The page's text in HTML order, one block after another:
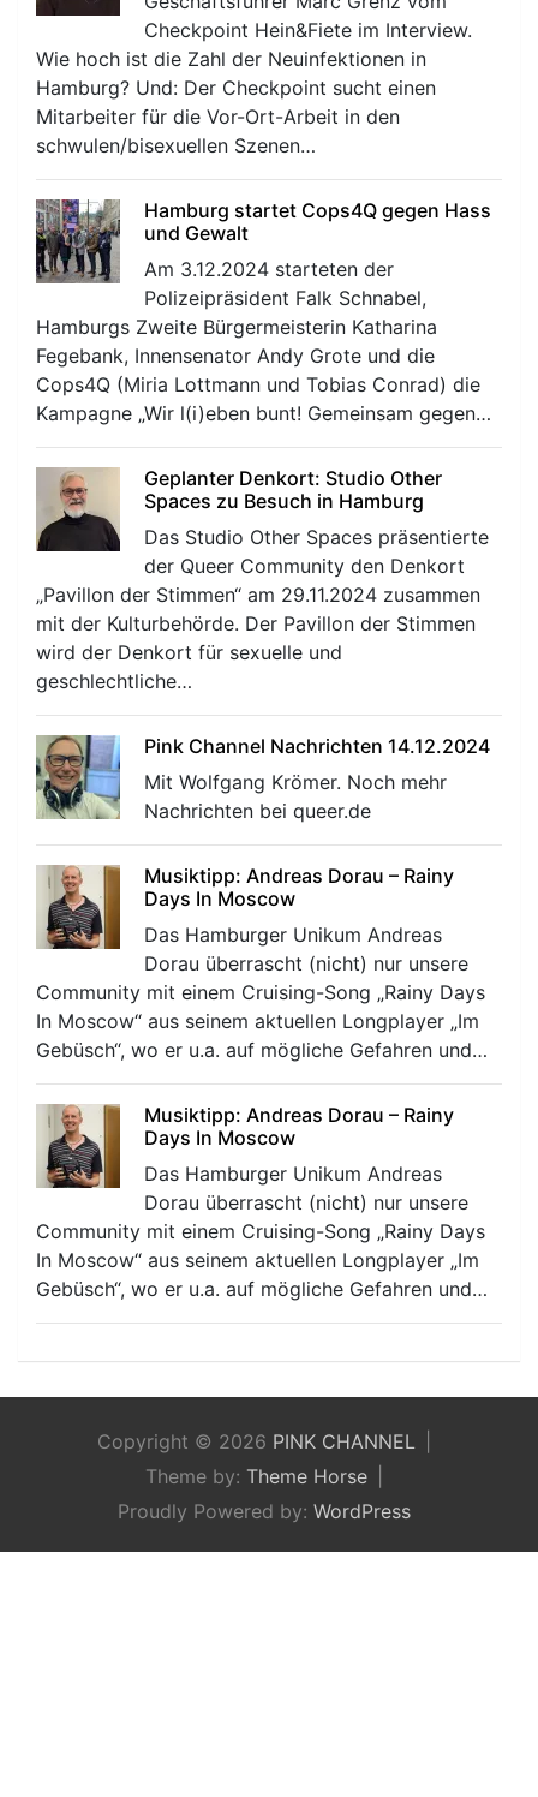
Checkpoint Hein&Fiete im Interview.
Wie hoch ist die Zahl der Neuinfektionen in
Hamburg? Und: Der Checkpoint sucht einen
Mitarbeiter für die Vor-Ort-Arbeit in den
schwulen/bisexuellen Szenen…
Hamburg startet Cops4Q gegen Hass
und Gewalt
Am 3.12.2024 starteten der
Polizeipräsident Falk Schnabel,
Hamburgs Zweite Bürgermeisterin Katharina
Fegebank, Innensenator Andy Grote und die
Cops4Q (Miria Lottmann und Tobias Conrad) die
Kampagne „Wir l(i)eben bunt! Gemeinsam gegen…
Geplanter Denkort: Studio Other
Spaces zu Besuch in Hamburg
Das Studio Other Spaces präsentierte
der Queer Community den Denkort
„Pavillon der Stimmen“ am 29.11.2024 zusammen
mit der Kulturbehörde. Der Pavillon der Stimmen
wird der Denkort für sexuelle und
geschlechtliche…
Pink Channel Nachrichten 14.12.2024
Mit Wolfgang Krömer. Noch mehr
Nachrichten bei queer.de
Musiktipp: Andreas Dorau – Rainy
Days In Moscow
Das Hamburger Unikum Andreas
Dorau überrascht (nicht) nur unsere
Community mit einem Cruising-Song „Rainy Days
In Moscow“ aus seinem aktuellen Longplayer „Im
Gebüsch“, wo er u.a. auf mögliche Gefahren und…
Musiktipp: Andreas Dorau – Rainy
Days In Moscow
Das Hamburger Unikum Andreas
Dorau überrascht (nicht) nur unsere
Community mit einem Cruising-Song „Rainy Days
In Moscow“ aus seinem aktuellen Longplayer „Im
Gebüsch“, wo er u.a. auf mögliche Gefahren und…
Copyright © 2026 PINK CHANNEL
Theme by: Theme Horse
Proudly Powered by: WordPress